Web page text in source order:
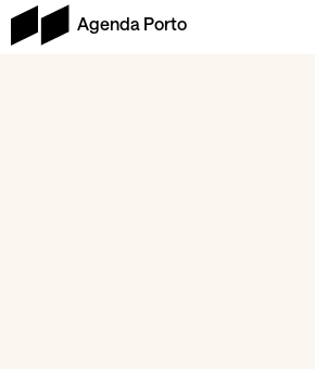
Agenda Porto